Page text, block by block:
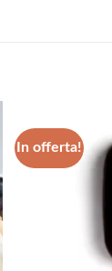
In offerta!